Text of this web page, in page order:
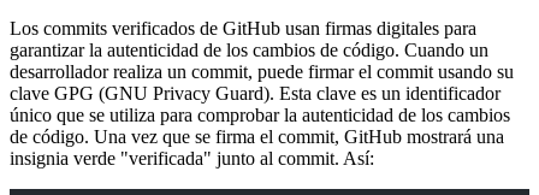
Los commits verificados de GitHub usan firmas digitales para
garantizar la autenticidad de los cambios de código. Cuando un
desarrollador realiza un commit, puede firmar el commit usando su
clave GPG (GNU Privacy Guard). Esta clave es un identificador
único que se utiliza para comprobar la autenticidad de los cambios
de código. Una vez que se firma el commit, GitHub mostrará una
insignia verde "verificada" junto al commit. Así: